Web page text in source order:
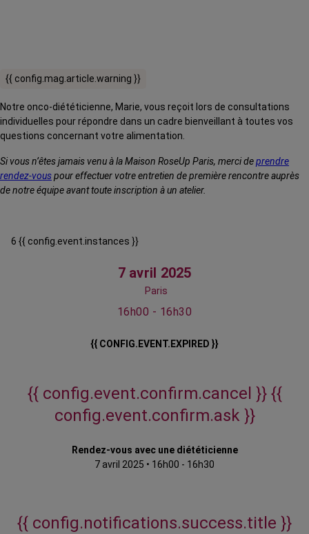
{{ config.mag.article.warning }}
Notre onco-diététicienne, Marie, vous reçoit lors de consultations
individuelles pour répondre dans un cadre bienveillant à toutes vos
questions concernant votre alimentation.
Si vous n’êtes jamais venu à la Maison RoseUp Paris, merci deprendre
rendez-vouspour effectuer votre entretien de première rencontre auprès
de notre équipe avant toute inscription à un atelier.
6 {{ config.event.instances }}
7 avril 2025
Paris
16h00 - 16h30
{{ CONFIG.EVENT.EXPIRED }}
{{ config.event.confirm.cancel }} {{
config.event.confirm.ask }}
Rendez-vous avec une diététicienne
7 avril 2025 • 16h00 - 16h30
{{ config.notifications.success.title }}